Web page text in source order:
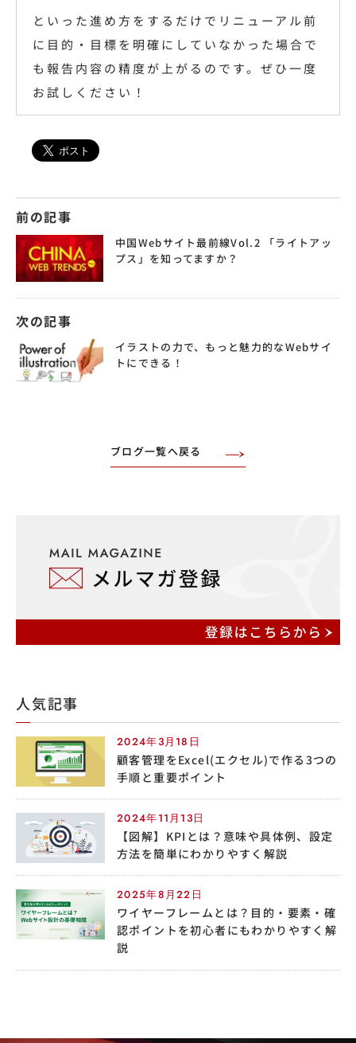
といった進め方をするだけでリニューアル前
に目的・目標を明確にしていなかった場合で
も報告内容の精度が上がるのです。ぜひ一度
お試しください！
前の記事
中国Webサイト最前線Vol.2 「ライトアッ
プス」を知ってますか？
次の記事
イラストの力で、もっと魅力的なWebサイ
トにできる！
ブログ一覧へ戻る
人気記事
2024年3月18日
顧客管理をExcel(エクセル)で作る3つの
手順と重要ポイント
2024年11月13日
【図解】KPIとは？意味や具体例、設定
方法を簡単にわかりやすく解説
2025年8月22日
ワイヤーフレームとは？目的・要素・確
認ポイントを初心者にもわかりやすく解
説